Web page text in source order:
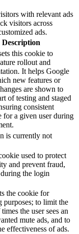
with relevant ads
visitors across
ads.
Description
this cookie to
rollout and
It helps Google
new features or
are shown to
of testing and staged
consistent
for a given user during
is currently not
used to protect
and prevent fraud,
the login
the cookie for
purposes; to limit the
the user sees an
mute ads, and to
effectiveness of ads.